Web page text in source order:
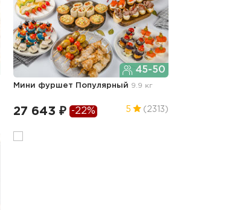
45-50
Мини фуршет Популярный 9.9 кг
27 643 ₽ -22% 5 (2313)